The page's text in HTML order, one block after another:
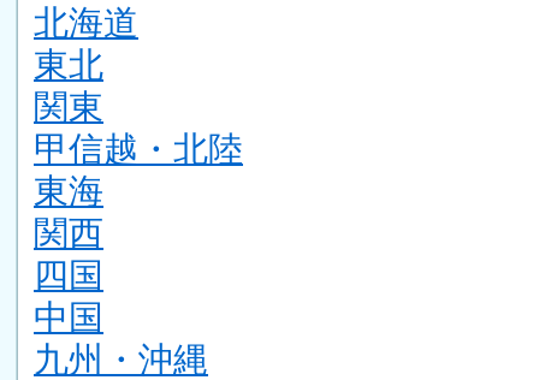
北海道
東北
関東
甲信越・北陸
東海
関西
四国
中国
九州・沖縄